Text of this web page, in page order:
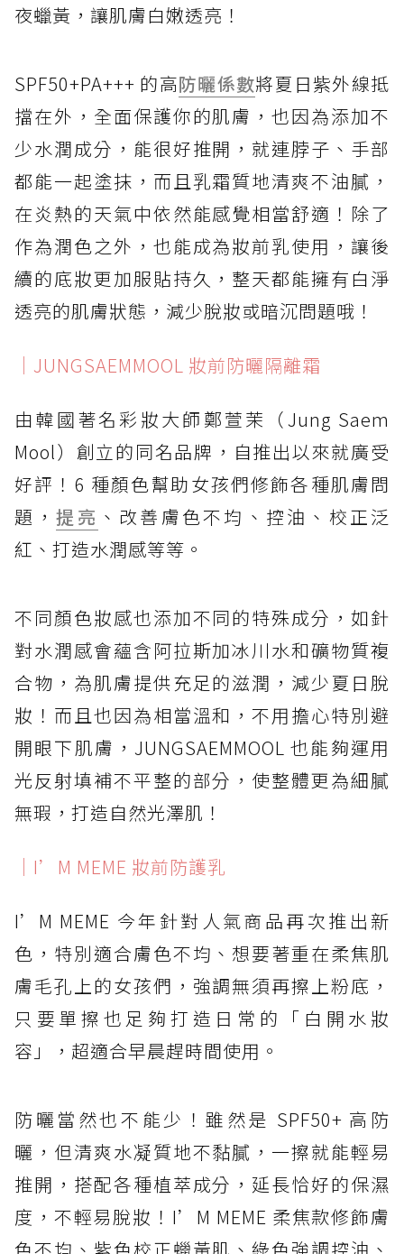
夜蠟黃，讓肌膚白嫩透亮！
SPF50+PA+++ 的高防曬係數將夏日紫外線抵
擋在外，全面保護你的肌膚，也因為添加不
少水潤成分，能很好推開，就連脖子、手部
都能一起塗抹，而且乳霜質地清爽不油膩，
在炎熱的天氣中依然能感覺相當舒適！除了
作為潤色之外，也能成為妝前乳使用，讓後
續的底妝更加服貼持久，整天都能擁有白淨
透亮的肌膚狀態，減少脫妝或暗沉問題哦！
｜JUNGSAEMMOOL 妝前防曬隔離霜
由韓國著名彩妝大師鄭萱茉（Jung Saem
Mool）創立的同名品牌，自推出以來就廣受
好評！6 種顏色幫助女孩們修飾各種肌膚問
題，提亮 、改善膚色不均、控油、校正泛
紅、打造水潤感等等。
不同顏色妝感也添加不同的特殊成分，如針
對水潤感會蘊含阿拉斯加冰川水和礦物質複
合物，為肌膚提供充足的滋潤，減少夏日脫
妝！而且也因為相當溫和，不用擔心特別避
開眼下肌膚，JUNGSAEMMOOL 也能夠運用
光反射填補不平整的部分，使整體更為細膩
無瑕，打造自然光澤肌！
｜I’M MEME 妝前防護乳
I’M MEME 今年針對人氣商品再次推出新
色，特別適合膚色不均、想要著重在柔焦肌
膚毛孔上的女孩們，強調無須再擦上粉底，
只要單擦也足夠打造日常的「白開水妝
容」，超適合早晨趕時間使用。
防曬當然也不能少！雖然是 SPF50+ 高防
曬，但清爽水凝質地不黏膩，一擦就能輕易
推開，搭配各種植萃成分，延長恰好的保濕
度，不輕易脫妝！I’M MEME 柔焦款修飾膚
色不均、紫色校正蠟黃肌、綠色強調控油、